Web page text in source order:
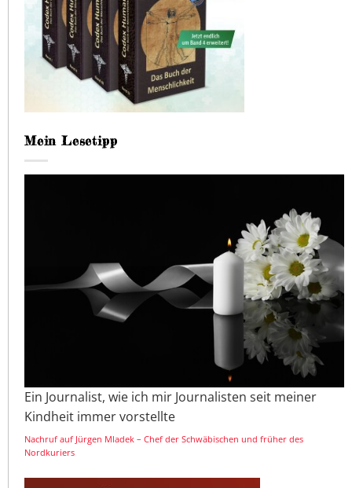
Mein Lesetipp
Ein Journalist, wie ich mir Journalisten seit meiner
Kindheit immer vorstellte
Nachruf auf Jürgen Mladek – Chef der Schwäbischen und früher des
Nordkuriers